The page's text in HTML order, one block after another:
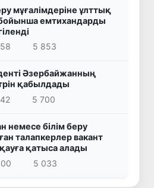
мұғалімдеріне ұлттық
емтихандарды
5 853
Әзербайжанның
қабылдады
5 700
немесе білім беру
талапкерлер вакант
қатыса алады
5 033